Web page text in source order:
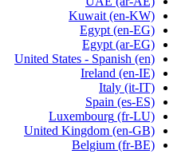
Kuwait (en-KW)
Egypt (en-EG)
Egypt (ar-EG)
United States - Spanish (en)
Ireland (en-IE)
Italy (it-IT)
Spain (es-ES)
Luxembourg (fr-LU)
United Kingdom (en-GB)
Belgium (fr-BE)